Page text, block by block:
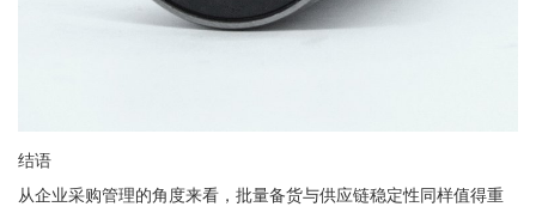
结语
从企业采购管理的角度来看，批量备货与供应链稳定性同样值得重